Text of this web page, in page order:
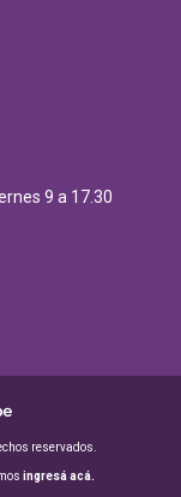
9 a 17.30
reservados.
ingresá acá.